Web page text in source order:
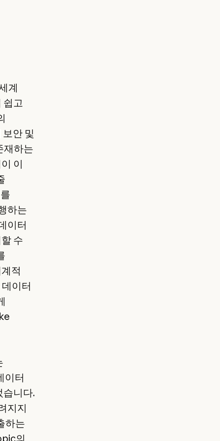
계
쉽고
안 및
재하는
이
하는
이터
수
적
이터
이터
습니다.
지지
하는
의